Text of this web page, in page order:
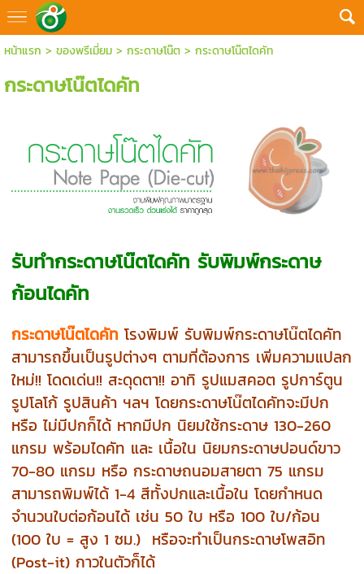
หน้าแรก > ของพรีเมี่ยม> กระดาษโน๊ต> กระดาษโน๊ตไดคัท
กระดาษโน๊ตไดคัท
รับทำกระดาษโน๊ตไดคัท รับพิมพ์กระดาษ
ก้อนไดคัท
กระดาษโน๊ตไดคัท โรงพิมพ์ รับพิมพ์กระดาษโน๊ตไดคัท
สามารถขึ้นเป็นรูปต่างๆ ตามที่ต้องการ เพิ่มความแปลก
ใหม่!! โดดเด่น!! สะดุดตา!! อาทิ รูปแมสคอต รูปการ์ตูน
รูปโลโก้ รูปสินค้า ฯลฯ โดยกระดาษโน๊ตไดคัทจะมีปก
หรือ ไม่มีปกก็ได้ หากมีปก นิยมใช้กระดาษ 130-260
แกรม พร้อมไดคัท และ เนื้อใน นิยมกระดาษปอนด์ขาว
70-80 แกรม หรือ กระดาษถนอมสายตา 75 แกรม
สามารถพิมพ์ได้ 1-4 สีทั้งปกและเนื้อใน โดยกำหนด
จำนวนใบต่อก้อนได้ เช่น 50 ใบ หรือ 100 ใบ/ก้อน
(100 ใบ = สูง 1 ซม.) หรือจะทำเป็นกระดาษโพสอิท
(Post-it) กาวในตัวก็ได้